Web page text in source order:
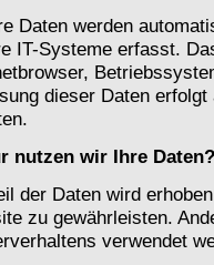
Daten werden
IT-Systeme erfasst.
dieser Daten
nutzen wir Ihre Daten?
der Daten wird
zu gewährleisten.
verwendet